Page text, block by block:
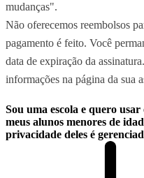
mudanças".
Não oferecemos reembolsos
pagamento é feito. Você
data de expiração da
informações na página da sua
Sou uma escola e quero
meus alunos menores de
privacidade deles é